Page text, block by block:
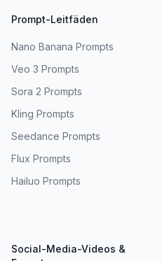
Prompt-Leitfäden
Nano Banana Prompts
Veo 3 Prompts
Sora 2 Prompts
Kling Prompts
Seedance Prompts
Flux Prompts
Hailuo Prompts
Social-Media-Videos &